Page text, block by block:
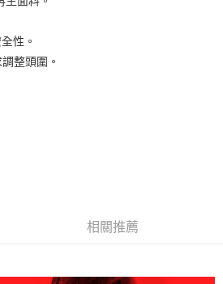
品之後才付款」的支付方式。 讓您購物簡單
綁卡、不需儲值。
程】
先享後付」後，將跳轉至「AFTEE先享後付」
內，點擊此簡訊中的連結，可透過四大超商／
性。
整頭圍。
相關推薦